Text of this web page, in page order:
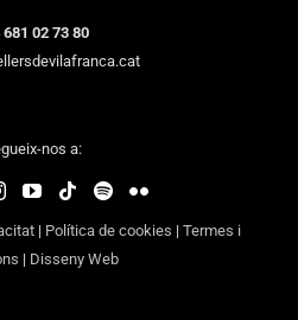
681 02 73 80
nos a:
| Política de cookies | Termes i
| Disseny Web